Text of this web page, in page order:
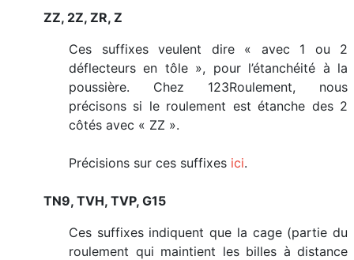
ZZ, 2Z, ZR, Z
Ces suffixes veulent dire « avec 1 ou 2
déflecteurs en tôle », pour l’étanchéité à la
poussière. Chez 123Roulement, nous
précisons si le roulement est étanche des 2
côtés avec « ZZ ».
Précisions sur ces suffixes ici.
TN9, TVH, TVP, G15
Ces suffixes indiquent que la cage (partie du
roulement qui maintient les billes à distance